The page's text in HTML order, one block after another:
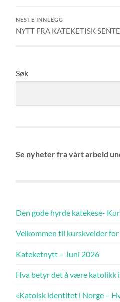
NESTE INNLEGG
NYTT FRA KATEKETISK
Søk
Se nyheter fra vårt arbeid
Den gode hyrde katekese-
Velkommen til kurskvelder
Kateketnytt – Juni 2026
Hva betyr det å være katolikk
«Katolsk identitet i Norge –